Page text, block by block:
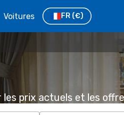
Voitures FR (€)
les prix actuels et les